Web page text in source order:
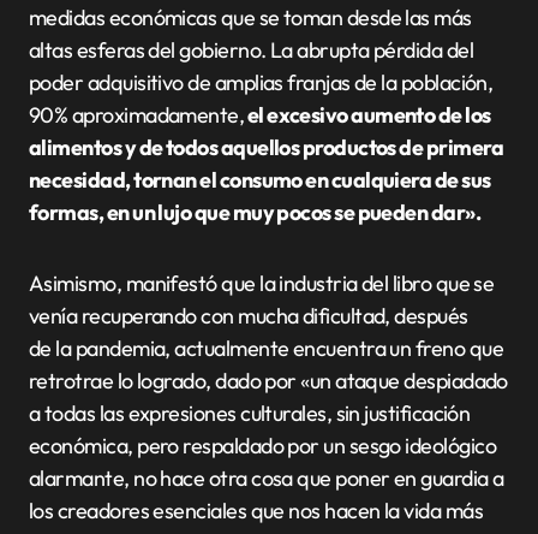
medidas económicas que se toman desde las más
altas esferas del gobierno. La abrupta pérdida del
poder adquisitivo de amplias franjas de la población,
90% aproximadamente,el excesivo aumento de los
alimentos y de todos aquellos productos de primera
necesidad, tornan el consumo en cualquiera de sus
formas, en un lujo que muy pocos se pueden dar».
Asimismo, manifestó que la industria del libro que se
venía recuperando con mucha dificultad, después
de la pandemia, actualmente encuentra un freno que
retrotrae lo logrado, dado por «un ataque despiadado
a todas las expresiones culturales, sin justificación
económica, pero respaldado por un sesgo ideológico
alarmante, no hace otra cosa que poner en guardia a
los creadores esenciales que nos hacen la vida más